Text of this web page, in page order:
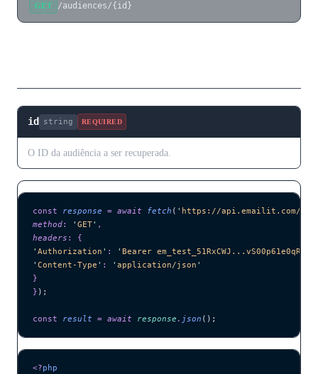
GET /audiences/{id}
id string REQUIRED
O ID da audiência a ser recuperada.
const response = await fetch ( ' https://api.emailit.com/v2/
method: ' GET' ,
headers :
{
' Authorization ' : ' Bearer em_test_51RxCWJ...vS00p61e0qRE
' Content-Type ' : ' application/json '
}
} );
const result = await response . json ();
<?php